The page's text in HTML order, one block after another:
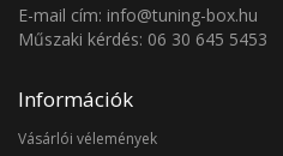
E-mail cím: info@tuning-box.hu
Műszaki kérdés: 06 30 645 5453
Információk
Vásárlói vélemények